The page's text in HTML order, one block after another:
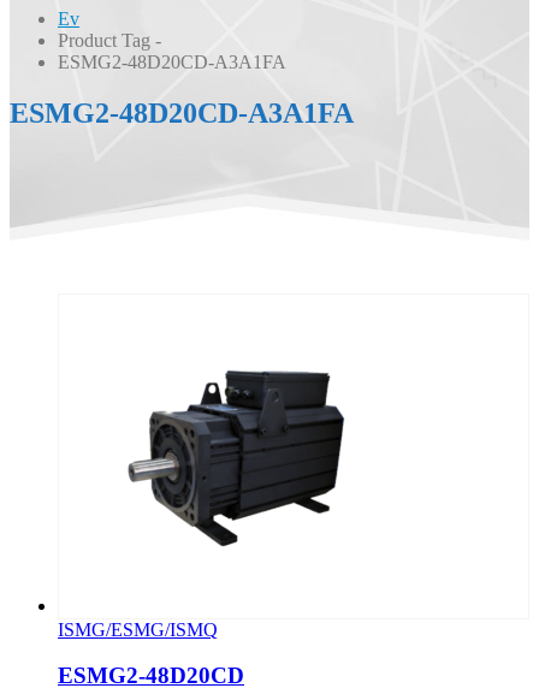
Ev
Product Tag -
ESMG2-48D20CD-A3A1FA
ESMG2-48D20CD-A3A1FA
ISMG/ESMG/ISMQ
ESMG2-48D20CD